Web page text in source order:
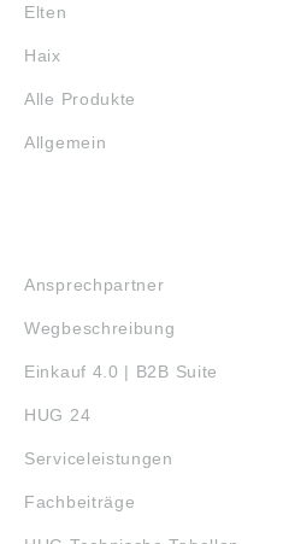
Elten
Haix
Alle Produkte
Allgemein
Ansprechpartner
Wegbeschreibung
Einkauf 4.0 | B2B Suite
HUG 24
Serviceleistungen
Fachbeiträge